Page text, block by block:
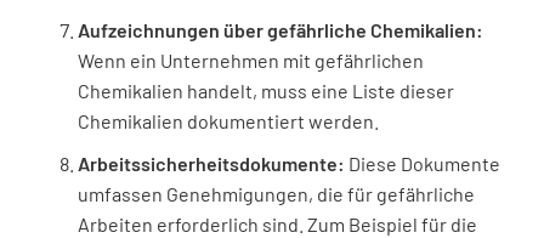
Aufzeichnungen über gefährliche Chemikalien:
Wenn ein Unternehmen mit gefährlichen
Chemikalien handelt, muss eine Liste dieser
Chemikalien dokumentiert werden.
Arbeitssicherheitsdokumente: Diese Dokumente
umfassen Genehmigungen, die für gefährliche
Arbeiten erforderlich sind. Zum Beispiel für die